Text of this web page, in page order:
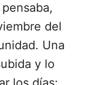
del
Una
y lo